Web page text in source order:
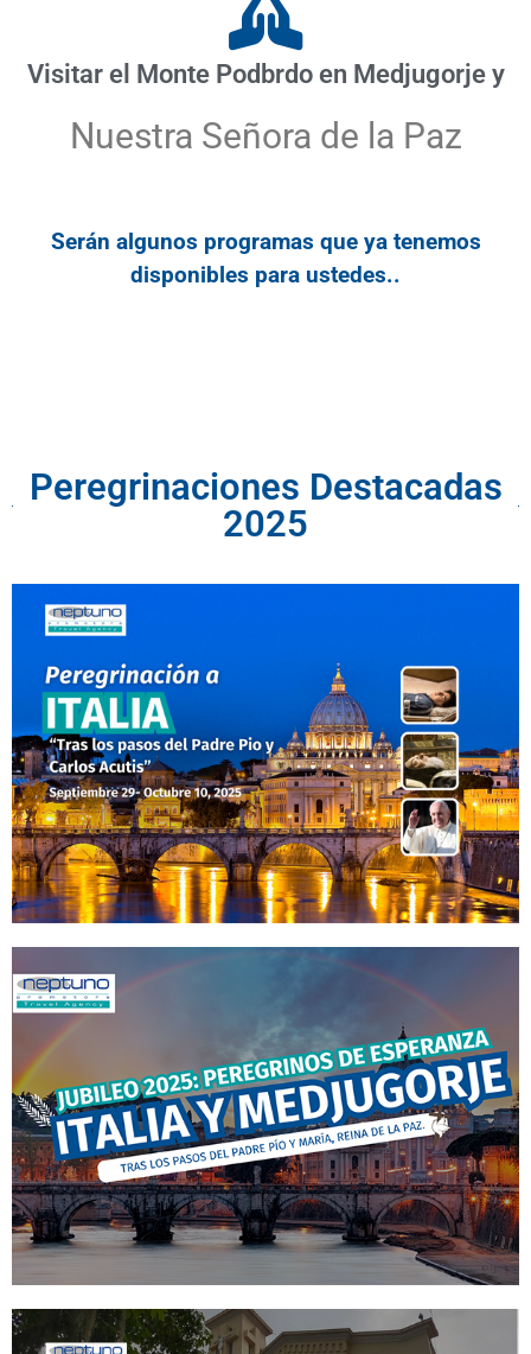
Visitar el Monte Podbrdo en Medjugorje y
Nuestra Señora de la Paz
Serán algunos programas que ya tenemos
disponibles para ustedes..
Peregrinaciones Destacadas
2025